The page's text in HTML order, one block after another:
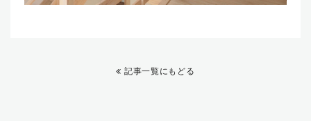
記事一覧にもどる